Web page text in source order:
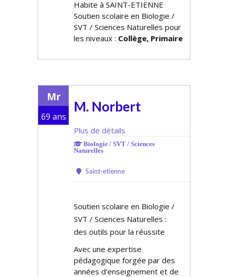
Habite à SAINT-ETIENNE
Soutien scolaire en Biologie /
SVT / Sciences Naturelles pour
les niveaux : Collège, Primaire
Mr
69 ans
M. Norbert
Plus de détails
Biologie / SVT / Sciences
Naturelles
Saint-etienne
Soutien scolaire en Biologie /
SVT / Sciences Naturelles :
des outils pour la réussite
Avec une expertise
pédagogique forgée par des
années d'enseignement et de